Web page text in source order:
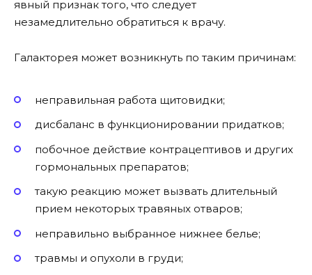
явный признак того, что следует
незамедлительно обратиться к врачу.
Галакторея может возникнуть по таким причинам:
неправильная работа щитовидки;
дисбаланс в функционировании придатков;
побочное действие контрацептивов и других
гормональных препаратов;
такую реакцию может вызвать длительный
прием некоторых травяных отваров;
неправильно выбранное нижнее белье;
травмы и опухоли в груди;